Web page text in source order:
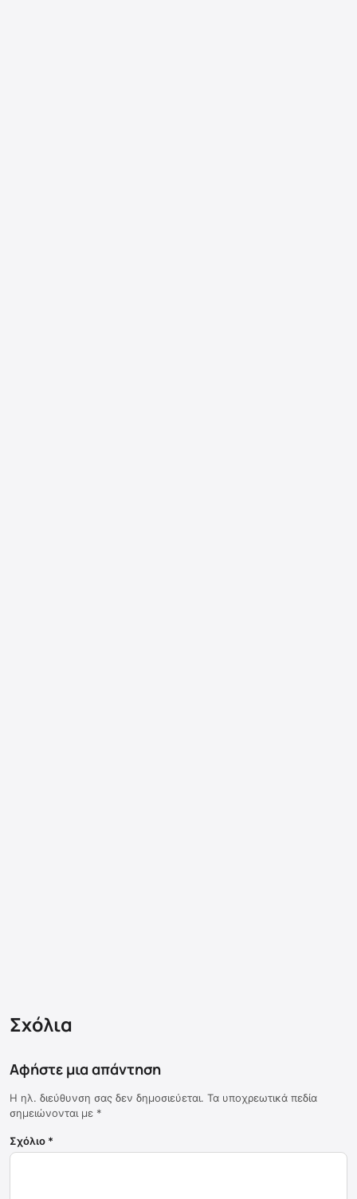
Σχόλια
Αφήστε μια απάντηση
Η ηλ. διεύθυνση σας δεν δημοσιεύεται. Τα υποχρεωτικά πεδία
σημειώνονται με *
Σχόλιο *